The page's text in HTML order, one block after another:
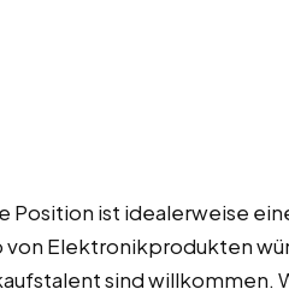
Position ist idealerweise
von Elektronikprodukten
sind willkommen.